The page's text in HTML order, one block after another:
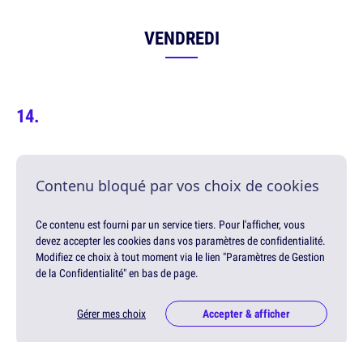
VENDREDI
Contenu bloqué par vos choix de cookies
Ce contenu est fourni par un service tiers. Pour l'afficher, vous
devez accepter les cookies dans vos paramètres de confidentialité.
Modifiez ce choix à tout moment via le lien "Paramètres de Gestion
de la Confidentialité" en bas de page.
Gérer mes choix Accepter & afficher